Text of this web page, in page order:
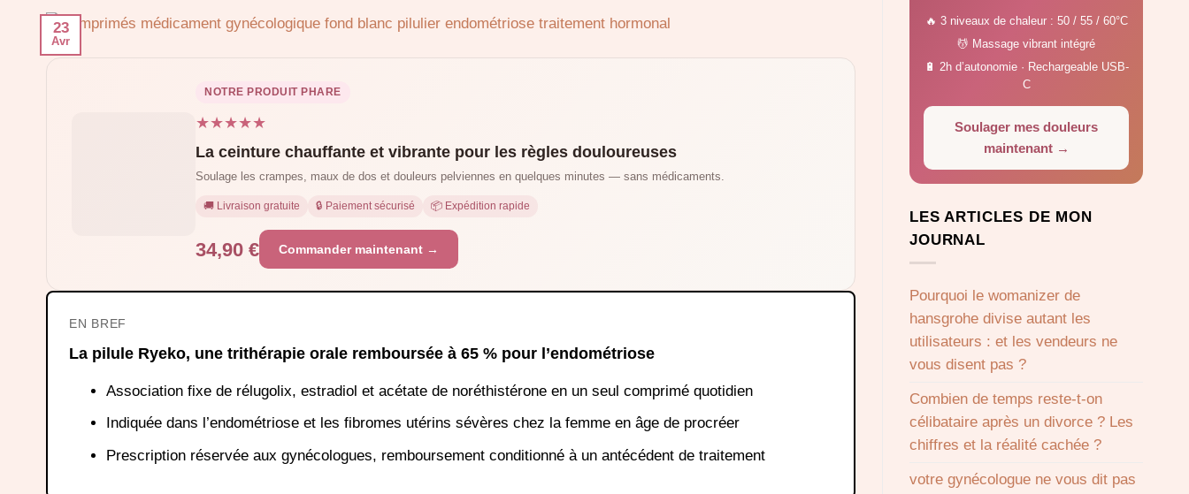
23
Avr
NOTRE PRODUIT PHARE
★★★★★
La ceinture chauffante et vibrante pour les règles douloureuses
Soulage les crampes, maux de dos et douleurs pelviennes en quelques minutes — sans médicaments.
🚚 Livraison gratuite 🔒 Paiement sécurisé 📦 Expédition rapide
34,90 € Commander maintenant →
EN BREF
La pilule Ryeko, une trithérapie orale remboursée à 65 % pour l’endométriose
Association fixe de rélugolix, estradiol et acétate de noréthistérone en un seul comprimé quotidien
Indiquée dans l’endométriose et les fibromes utérins sévères chez la femme en âge de procréer
Prescription réservée aux gynécologues, remboursement conditionné à un antécédent de traitement
🔥 3 niveaux de chaleur : 50 / 55 / 60°C
💆 Massage vibrant intégré
🔋 2h d’autonomie · Rechargeable USB-
C
Soulager mes douleurs
maintenant →
LES ARTICLES DE MON
JOURNAL
Pourquoi le womanizer de
hansgrohe divise autant les
utilisateurs : et les vendeurs ne
vous disent pas ?
Combien de temps reste-t-on
célibataire après un divorce ? Les
chiffres et la réalité cachée ?
votre gynécologue ne vous dit pas